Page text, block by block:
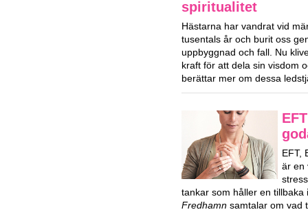
spiritualitet
Hästarna har vandrat vid
tusentals år och burit oss
uppbyggnad och fall. Nu
kraft för att dela sin visdom
berättar mer om dessa
EFT,
är en
tankar som håller en tillbaka
Fredhamn samtalar om vad